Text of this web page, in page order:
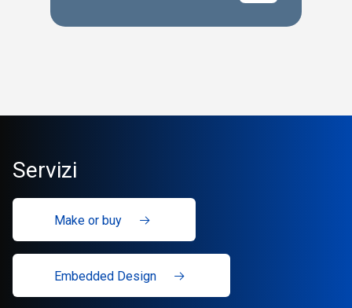
Servizi
Make or buy
Embedded Design